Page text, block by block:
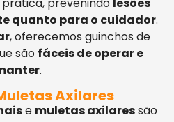
quanto para o cuidador.
, oferecemos guinchos de
são fáceis de operar e
.
Axilares
e muletas axilaressão